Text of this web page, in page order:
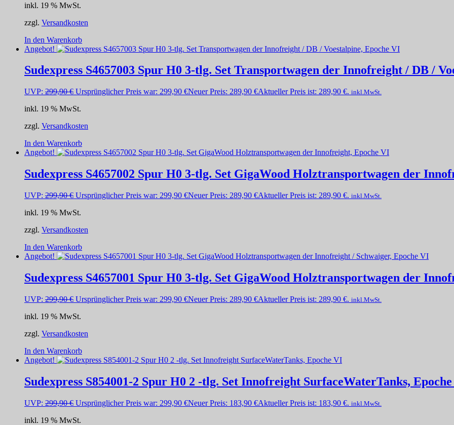
inkl. 19 % MwSt.
zzgl. Versandkosten
In den Warenkorb
Angebot!
Sudexpress S4657003 Spur H0 3-tlg. Set Transportwagen der Innofreight / DB /
UVP: 299,90€ Ursprünglicher Preis war: 299,90 €Neuer Preis: 289,90 €Aktueller Preis ist: 289,90 €. inkl.MwSt.
inkl. 19 % MwSt.
zzgl. Versandkosten
In den Warenkorb
Angebot!
Sudexpress S4657002 Spur H0 3-tlg. Set GigaWood Holztransportwagen der
UVP: 299,90€ Ursprünglicher Preis war: 299,90 €Neuer Preis: 289,90 €Aktueller Preis ist: 289,90 €. inkl.MwSt.
inkl. 19 % MwSt.
zzgl. Versandkosten
In den Warenkorb
Angebot!
Sudexpress S4657001 Spur H0 3-tlg. Set GigaWood Holztransportwagen der
UVP: 299,90€ Ursprünglicher Preis war: 299,90 €Neuer Preis: 289,90 €Aktueller Preis ist: 289,90 €. inkl.MwSt.
inkl. 19 % MwSt.
zzgl. Versandkosten
In den Warenkorb
Angebot!
Sudexpress S854001-2 Spur H0 2 -tlg. Set Innofreight SurfaceWaterTanks,
UVP: 299,90€ Ursprünglicher Preis war: 299,90 €Neuer Preis: 183,90 €Aktueller Preis ist: 183,90 €. inkl.MwSt.
inkl. 19 % MwSt.